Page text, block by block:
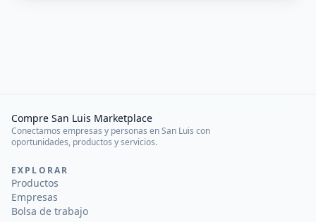
Compre San Luis Marketplace
Conectamos empresas y personas en San Luis con
oportunidades, productos y servicios.
EXPLORAR
Productos
Empresas
Bolsa de trabajo